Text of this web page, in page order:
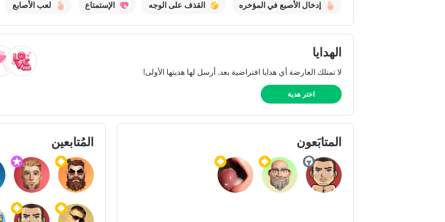
إدخال الأصبع في المؤخره القذف على الوجه الإستمتاع لعب الأصابع
الهدايا
لا تمتلك العارضة أي هدايا افتراضية بعد. أرسل لها هديتها الأولى!
اختر هدية
المتابَعون المُتابعين